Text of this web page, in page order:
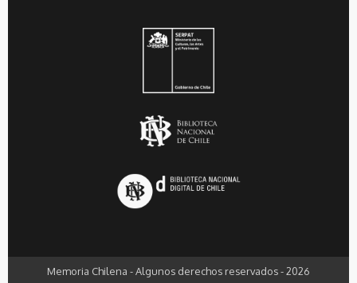
Memoria Chilena - Algunos derechos reservados - 2026